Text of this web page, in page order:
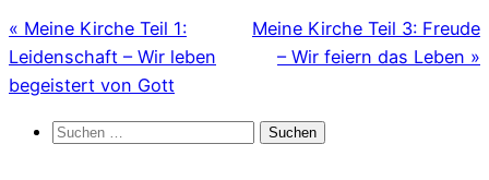
« Meine Kirche Teil 1:
Leidenschaft – Wir leben
begeistert von Gott
Meine Kirche Teil 3: Freude
– Wir feiern das Leben »
Suchen